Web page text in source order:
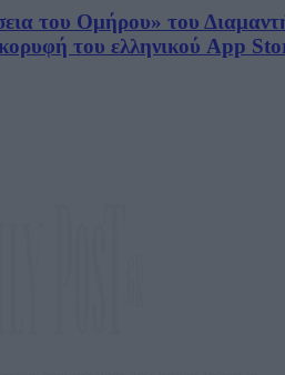
του Ομήρου» του
του ελληνικού App